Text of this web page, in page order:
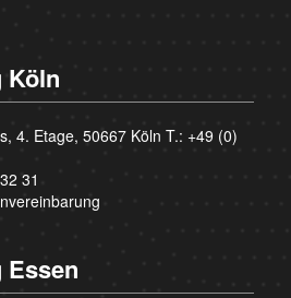
Köln
4. Etage, 50667 Köln T.: +49 (0)
31
Essen